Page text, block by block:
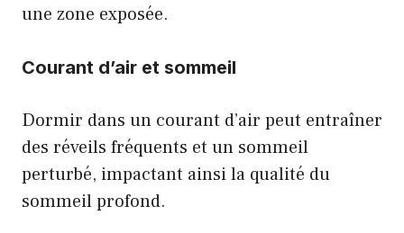
une zone exposée.
Courant d’air et sommeil
Dormir dans un courant d’air peut entraîner
des réveils fréquents et un sommeil
perturbé, impactant ainsi la qualité du
sommeil profond.